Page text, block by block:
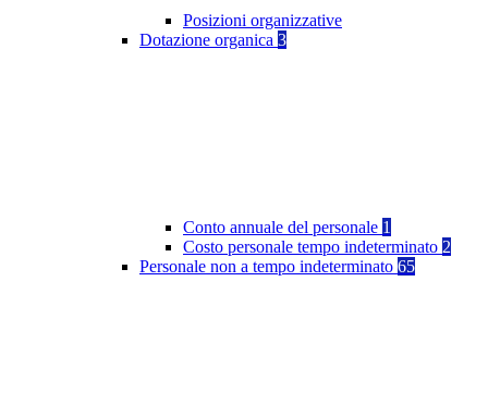
Posizioni organizzative
Dotazione organica 3
Conto annuale del personale 1
Costo personale tempo indeterminato 2
Personale non a tempo indeterminato 65